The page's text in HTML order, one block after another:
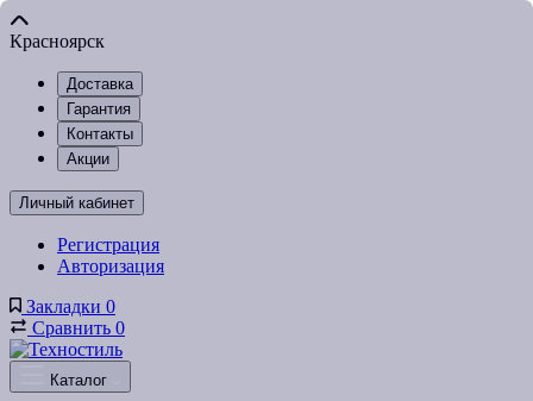
Красноярск
Доставка
Гарантия
Контакты
Акции
Личный кабинет
Регистрация
Авторизация
Закладки 0
Сравнить 0
Каталог